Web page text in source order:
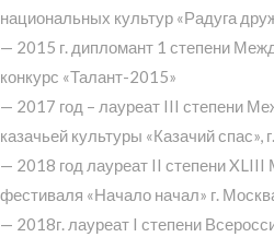
национальных культур «Радуга
— 2015 г. дипломант 1 степени
конкурс «Талант-2015»
— 2017 год – лауреат III степени
казачьей культуры «Казачий спас»,
— 2018 год лауреат II степени XLIII
фестиваля «Начало начал» г.
— 2018г. лауреат I степени